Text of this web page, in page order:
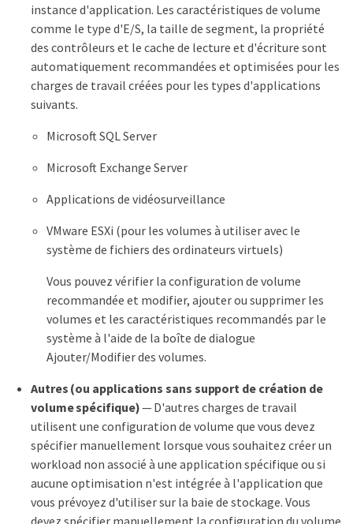
instance d'application. Les caractéristiques de volume
comme le type d'E/S, la taille de segment, la propriété
des contrôleurs et le cache de lecture et d'écriture sont
automatiquement recommandées et optimisées pour les
charges de travail créées pour les types d'applications
suivants.
Microsoft SQL Server
Microsoft Exchange Server
Applications de vidéosurveillance
VMware ESXi (pour les volumes à utiliser avec le
système de fichiers des ordinateurs virtuels)
Vous pouvez vérifier la configuration de volume
recommandée et modifier, ajouter ou supprimer les
volumes et les caractéristiques recommandés par le
système à l'aide de la boîte de dialogue
Ajouter/Modifier des volumes.
Autres (ou applications sans support de création de
volume spécifique)— D'autres charges de travail
utilisent une configuration de volume que vous devez
spécifier manuellement lorsque vous souhaitez créer un
workload non associé à une application spécifique ou si
aucune optimisation n'est intégrée à l'application que
vous prévoyez d'utiliser sur la baie de stockage. Vous